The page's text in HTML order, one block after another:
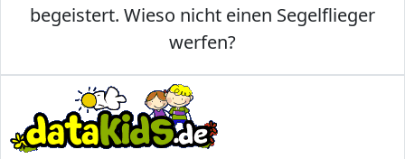
begeistert. Wieso nicht einen Segelflieger
werfen?